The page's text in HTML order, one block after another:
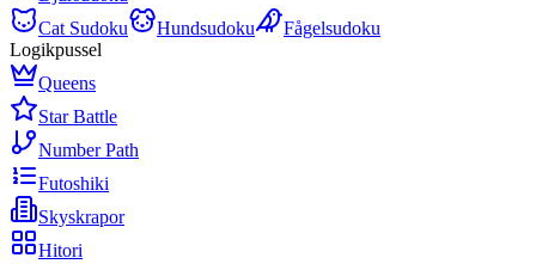
Cat Sudoku
Hundsudoku
Fågelsudoku
Logikpussel
Queens
Star Battle
Number Path
Futoshiki
Skyskrapor
Hitori